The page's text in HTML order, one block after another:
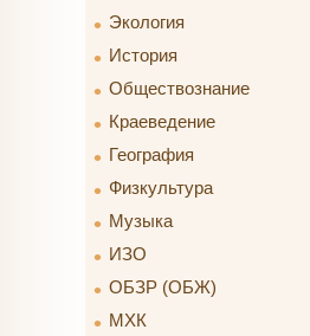
Экология
История
Обществознание
Краеведение
География
Физкультура
Музыка
ИЗО
ОБЗР (ОБЖ)
МХК